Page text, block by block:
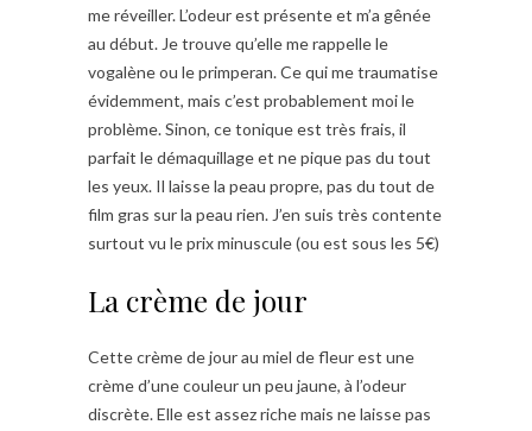
me réveiller. L’odeur est présente et m’a gênée
au début. Je trouve qu’elle me rappelle le
vogalène ou le primperan. Ce qui me traumatise
évidemment, mais c’est probablement moi le
problème. Sinon, ce tonique est très frais, il
parfait le démaquillage et ne pique pas du tout
les yeux. Il laisse la peau propre, pas du tout de
film gras sur la peau rien. J’en suis très contente
surtout vu le prix minuscule (ou est sous les 5€)
La crème de jour
Cette crème de jour au miel de fleur est une
crème d’une couleur un peu jaune, à l’odeur
discrète. Elle est assez riche mais ne laisse pas